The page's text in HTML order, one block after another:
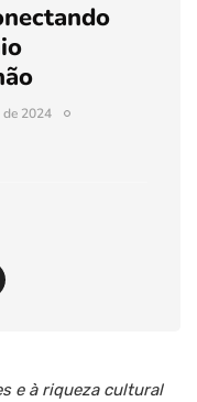
de 2024
e à riqueza cultural